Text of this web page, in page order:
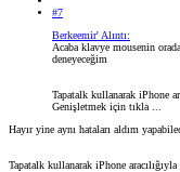
#7
Berkeemir' Alıntı:
Acaba klavye mousenin
deneyeceğim
Tapatalk kullanarak iPhone
Genişletmek için tıkla ...
Hayır yine aynı hataları aldım
Tapatalk kullanarak iPhone